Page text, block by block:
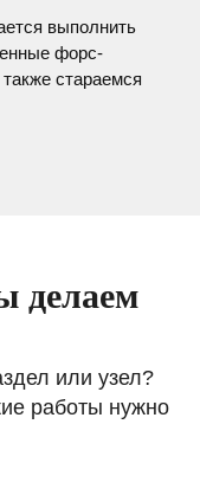
выполнить
форс-
стараемся
делаем
или узел?
работы нужно